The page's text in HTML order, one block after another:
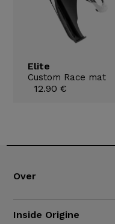
Elite
Custom Race mat
12.90 €
Over
Inside Origine